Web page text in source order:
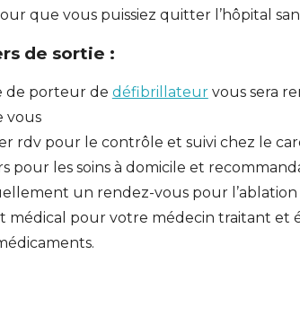
que vous puissiez quitter l’hôpital
de sortie :
de porteur de défibrillateurvous sera
vous
rdv pour le contrôle et suivi chez le
pour les soins à domicile et
un rendez-vous pour l’ablation
médical pour votre médecin traitant